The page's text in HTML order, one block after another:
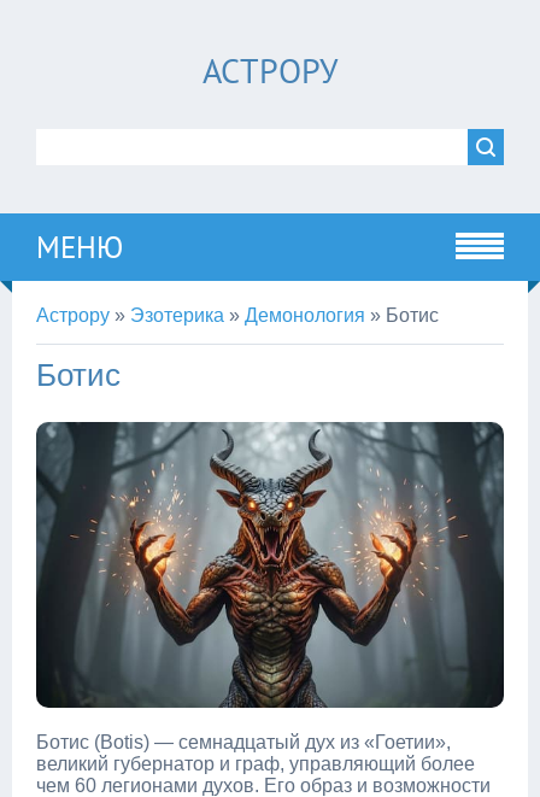
АСТРОРУ
МЕНЮ
Астрору » Эзотерика » Демонология » Ботис
Ботис
Ботис (Botis) — семнадцатый дух из «Гоетии»,
великий губернатор и граф, управляющий более
чем 60 легионами духов. Его образ и возможности